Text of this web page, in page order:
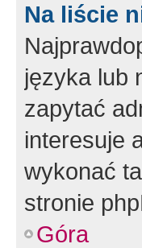
Na liście
języka lub
zapytać
interesuje
wykonać
stronie
Góra